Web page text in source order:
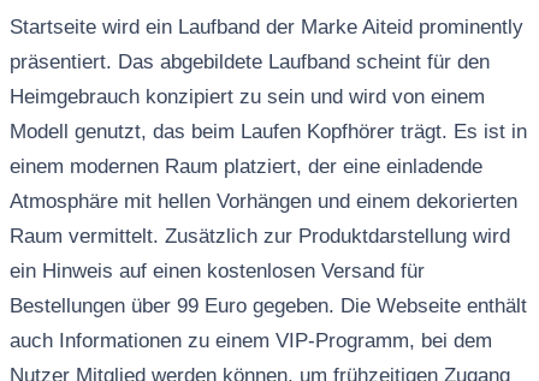
Startseite wird ein Laufband der Marke Aiteid prominently
präsentiert. Das abgebildete Laufband scheint für den
Heimgebrauch konzipiert zu sein und wird von einem
Modell genutzt, das beim Laufen Kopfhörer trägt. Es ist in
einem modernen Raum platziert, der eine einladende
Atmosphäre mit hellen Vorhängen und einem dekorierten
Raum vermittelt. Zusätzlich zur Produktdarstellung wird
ein Hinweis auf einen kostenlosen Versand für
Bestellungen über 99 Euro gegeben. Die Webseite enthält
auch Informationen zu einem VIP-Programm, bei dem
Nutzer Mitglied werden können, um frühzeitigen Zugang